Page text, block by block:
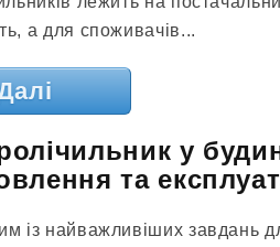
а для споживачів...
у
та
із найважливіших завдань